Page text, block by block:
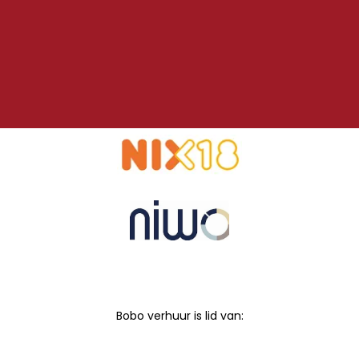
Bobo verhuur is lid van: